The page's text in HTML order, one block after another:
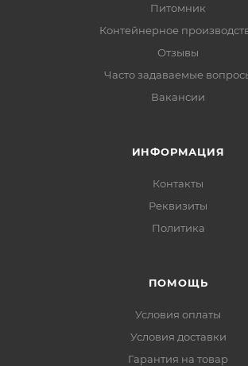
Питомник
Контейнерное
Отзывы
Часто задаваемые
Вакансии
ИНФОРМАЦИЯ
Контакты
Реквизиты
Политика
ПОМОЩЬ
Условия оплаты
Условия доставки
Гарантия на товар